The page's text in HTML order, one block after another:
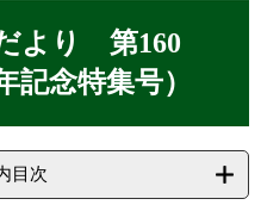
より 第160
念特集号）
目次